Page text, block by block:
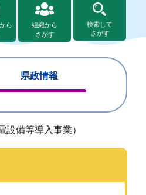
ら
組織から
さがす
検索して
さがす
県政情報
備等導入事業）